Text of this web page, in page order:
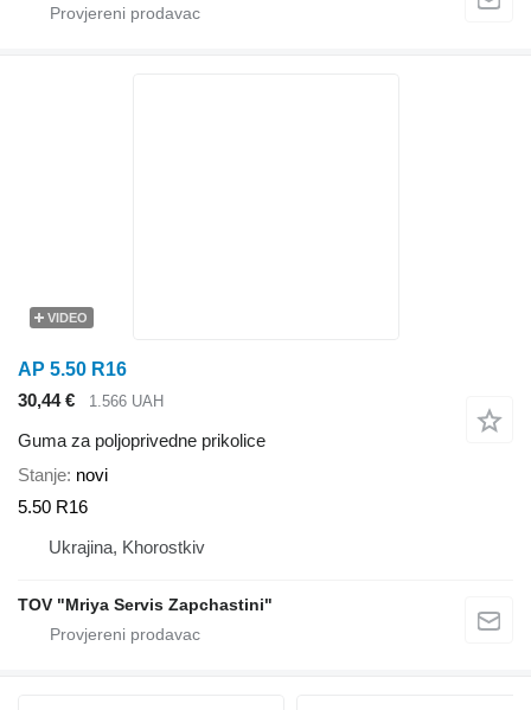
VIDEO
AP 5.50 R16
30,44 €
1.566 UAH
Guma za poljoprivedne prikolice
Stanje novi
5.50 R16
Ukrajina, Khorostkiv
TOV "Mriya Servis Zapchastini"